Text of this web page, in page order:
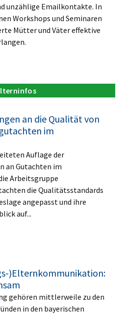
unzählige Emailkontakte. In
Workshops und Seminaren
Mütter und Väter effektive
an die Qualität von
im
Auflage der
an Gutachten im
Arbeitsgruppe
die Qualitätsstandards
angepasst und ihre
auf...
)Elternkommunikation:
gehören mittlerweile zu den
in den bayerischen